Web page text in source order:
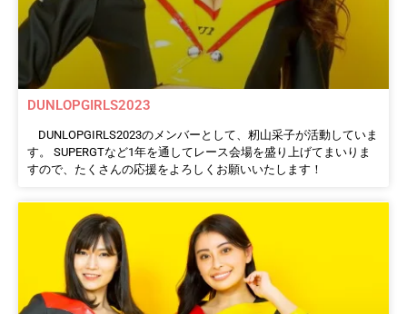
DUNLOPGIRLS2023
DUNLOPGIRLS2023のメンバーとして、籾山采子が活動していま
す。 SUPERGTなど1年を通してレース会場を盛り上げてまいりま
すので、たくさんの応援をよろしくお願いいたします！